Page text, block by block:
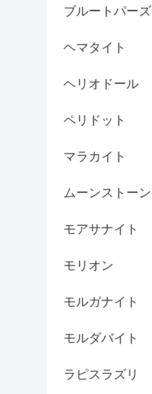
ブルートパーズ
ヘマタイト
ヘリオドール
ペリドット
マラカイト
ムーンストーン
モアサナイト
モリオン
モルガナイト
モルダバイト
ラピスラズリ